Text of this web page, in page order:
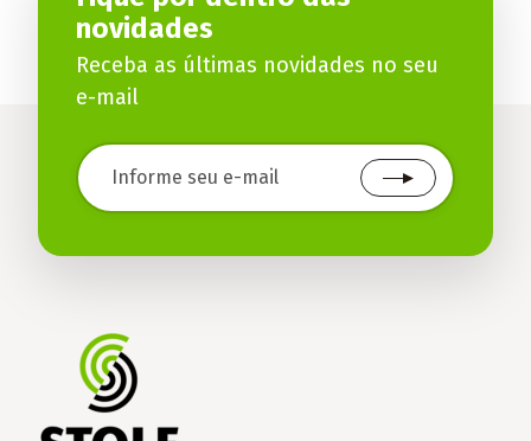
novidades
Receba as últimas novidades no seu
e-mail